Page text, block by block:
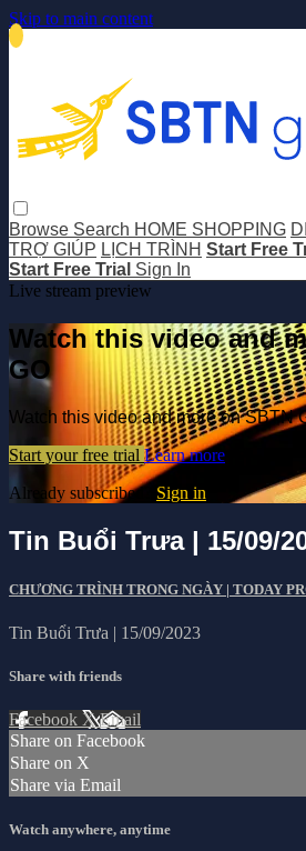
Skip to main content
Browse Search HOME SHOPPING
TRỢ GIÚP LỊCH TRÌNH Start Free
Start Free Trial Sign In
Live stream preview
Watch this video and
GO
Watch this video and more on SBTN
Start your free trial Learn more
Already subscribed? Sign in
Tin Buổi Trưa | 15/09/
CHƯƠNG TRÌNH TRONG NGÀY | TODAY
Tin Buổi Trưa | 15/09/2023
Share with friends
Facebook XEmail
Share on Facebook
Share on X
Share via Email
Watch anywhere, anytime